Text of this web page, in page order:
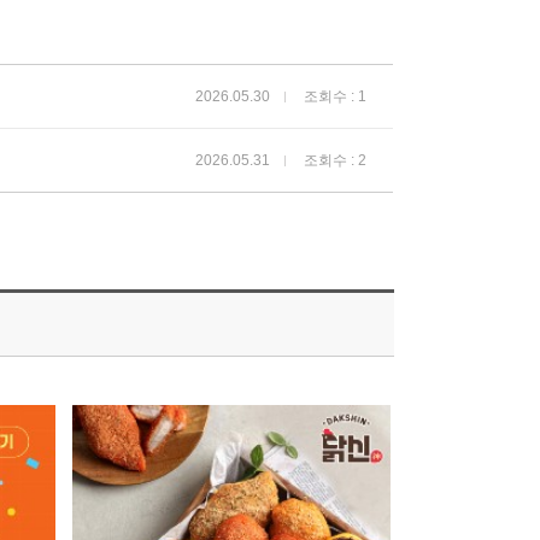
2026.05.30 조회수 : 1
2026.05.31 조회수 : 2